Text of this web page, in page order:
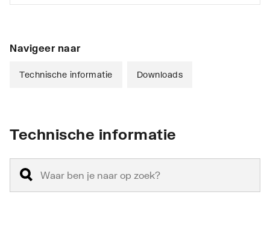
Navigeer naar
Technische informatie Downloads
Technische informatie